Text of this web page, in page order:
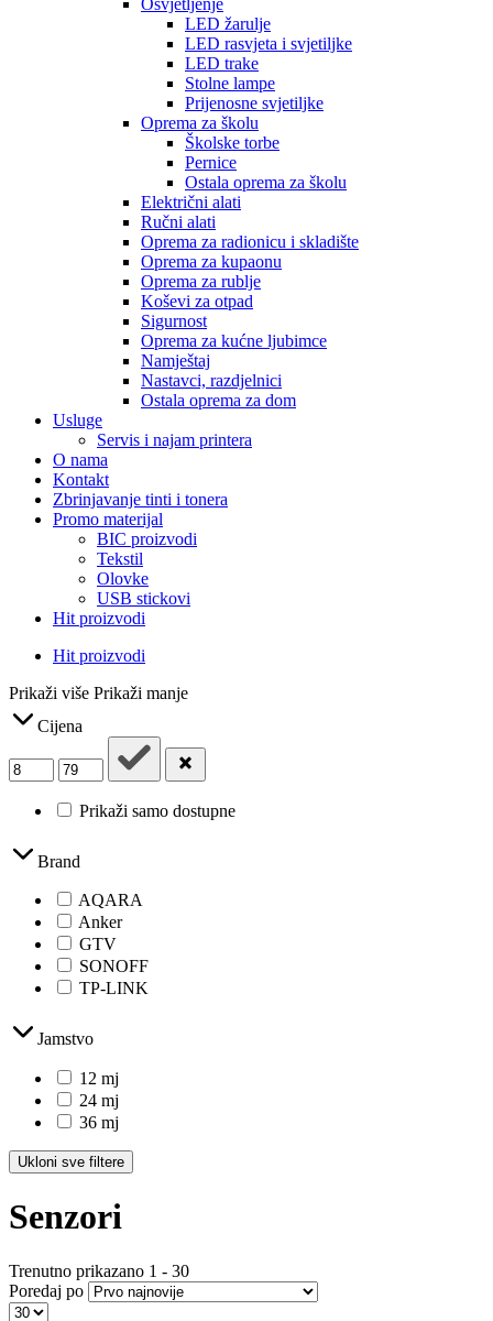
Osvjetljenje
LED žarulje
LED rasvjeta i svjetiljke
LED trake
Stolne lampe
Prijenosne svjetiljke
Oprema za školu
Školske torbe
Pernice
Ostala oprema za školu
Električni alati
Ručni alati
Oprema za radionicu i skladište
Oprema za kupaonu
Oprema za rublje
Koševi za otpad
Sigurnost
Oprema za kućne ljubimce
Namještaj
Nastavci, razdjelnici
Ostala oprema za dom
Usluge
Servis i najam printera
O nama
Kontakt
Zbrinjavanje tinti i tonera
Promo materijal
BIC proizvodi
Tekstil
Olovke
USB stickovi
Hit proizvodi
Hit proizvodi
Prikaži više Prikaži manje
Cijena
Prikaži samo dostupne
Brand
AQARA
Anker
GTV
SONOFF
TP-LINK
Jamstvo
12 mj
24 mj
36 mj
Ukloni sve filtere
Senzori
Trenutno prikazano 1 - 30
Poredaj po